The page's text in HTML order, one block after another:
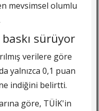
mevsimsel olumlu
sürüyor
verilere göre
yalnızca 0,1 puan
indiğini belirtti.
göre, TÜİK'in